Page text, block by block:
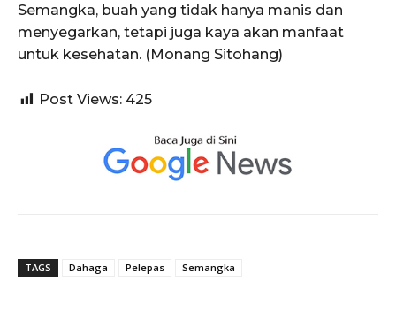
Semangka, buah yang tidak hanya manis dan
menyegarkan, tetapi juga kaya akan manfaat
untuk kesehatan. (Monang Sitohang)
Post Views: 425
TAGS Dahaga Pelepas Semangka